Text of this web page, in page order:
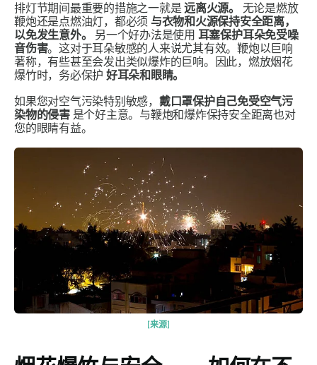
排灯节期间最重要的措施之一就是远离火源。 无论是燃放
鞭炮还是点燃油灯，都必须 与衣物和火源保持安全距离，
以免发生意外。
另一个好办法是使用 耳塞保护耳朵免受噪
音伤害。这对于耳朵敏感的人来说尤其有效。鞭炮以巨响
著称，有些甚至会发出类似爆炸的巨响。因此，燃放烟花
爆竹时，务必保护 好耳朵和眼睛。
如果您对空气污染特别敏感， 戴口罩保护自己免受空气污
染物的侵害 是个好主意。与鞭炮和爆炸保持安全距离也对
您的眼睛有益。
[来源]